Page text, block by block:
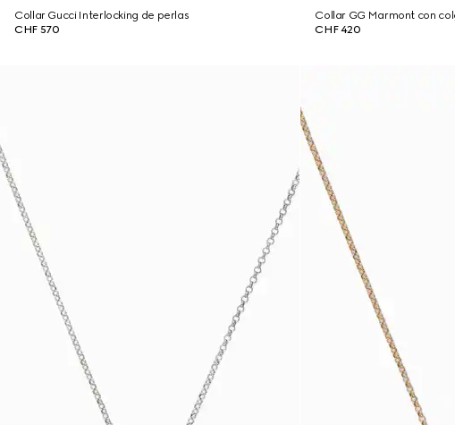
Collar Gucci Interlocking de perlas
CHF 570
Collar GG Marmont con
CHF 420